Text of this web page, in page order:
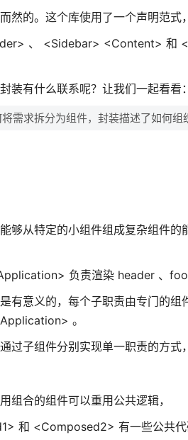
然的。这个库使用了一个声明范式
、 <Sidebar> <Content> 和
装有什么联系呢？让我们一起看看：
需求拆分为组件，封装描述了如何组
够从特定的小组件组成复杂组件
负责渲染 header 、
有意义的，每个子职责由专门
。
过子组件分别实现单一职责的方
组合的组件可以重用公共逻辑，
和 <Composed2> 有一些公共代